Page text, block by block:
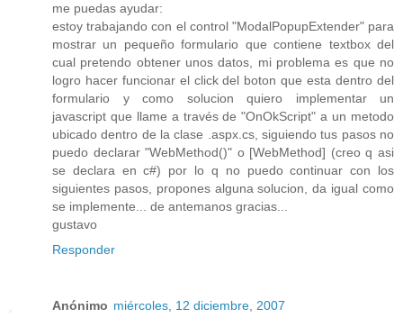
me puedas ayudar:
estoy trabajando con el control "ModalPopupExtender" para
mostrar un pequeño formulario que contiene textbox del
cual pretendo obtener unos datos, mi problema es que no
logro hacer funcionar el click del boton que esta dentro del
formulario y como solucion quiero implementar un
javascript que llame a través de "OnOkScript" a un metodo
ubicado dentro de la clase .aspx.cs, siguiendo tus pasos no
puedo declarar "WebMethod()" o [WebMethod] (creo q asi
se declara en c#) por lo q no puedo continuar con los
siguientes pasos, propones alguna solucion, da igual como
se implemente... de antemanos gracias...
gustavo
Responder
Anónimo miércoles, 12 diciembre, 2007